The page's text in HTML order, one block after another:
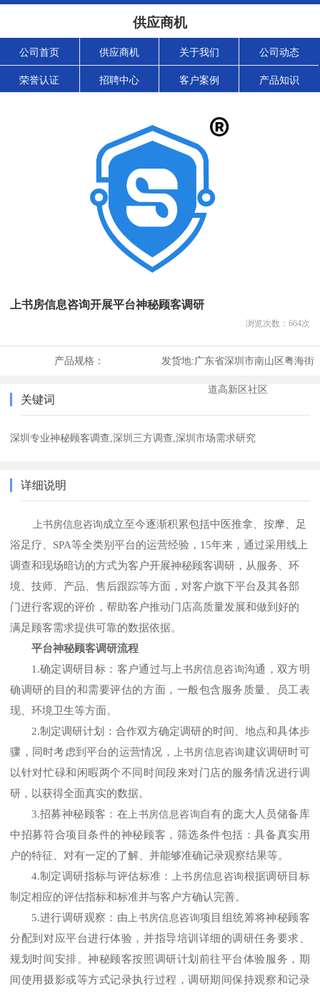
供应商机
公司首页 供应商机 关于我们 公司动态
荣誉认证 招聘中心 客户案例 产品知识
上书房信息咨询开展平台神秘顾客调研
浏览次数： 664次
产品规格： 发货地:广东省深圳市南山区粤海街
道高新区社区
关键词
深圳专业神秘顾客调查,深圳三方调查,深圳市场需求研究
详细说明
上书房信息咨询成立至今逐渐积累包括中医推拿、按摩、足
浴足疗、SPA等全类别平台的运营经验，15年来，通过采用线上
调查和现场暗访的方式为客户开展神秘顾客调研 ，从服务、环
境、技师、产品、售后跟踪等方面，对客户旗下平台及其各部
门进行客观的评价 ，帮助客户推动门店高质量发展和做到好的
满足顾客需求提供可靠的数据依据。
平台神秘顾客调研流程
1.确定调研目标：客户通过与上书房信息咨询沟通，双方明
确调研的目的和需要评估的方面，一般包含服务质量、员工表
现、环境卫生等方面。
2.制定调研计划：合作双方确定调研的时间、地点和具体步
骤，同时考虑到平台的运营情况， 上书房信息咨询建议调研时可
以针对忙碌和闲暇两个不同时间段来对门店的服务情况进行调
研，以获得全面真实的数据。
3.招募神秘顾客：在上书房信息咨询 自有的庞大人员储备库
中招募符合项目条件的神秘顾客，筛选条件包括：具备真实用
户的特征、对有一定的了解、并能够准确记录观察结果等。
4.制定调研指标与评估标准： 上书房信息咨询根据调研目标
制定相应的评估指标和标准并与客户方确认完善。
5.进行调研观察：由上书房信息咨询项目组统筹将神秘顾客
分配到对应平台进行体验，并指导培训 详细的调研任务要求、
规划 时间安排。神秘顾客按照调研计划前往平台体验服务，期
间使用摄影或等方式记录执行过程，调研期间保持观察和记录